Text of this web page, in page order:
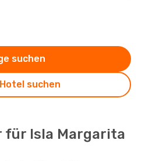
suchen
suchen
für Isla Margarita